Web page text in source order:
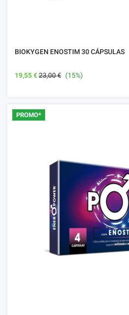
BIOKYGEN ENOSTIM 30 CÁPSULAS
19,55 €23,00 € (15%)
PROMO*